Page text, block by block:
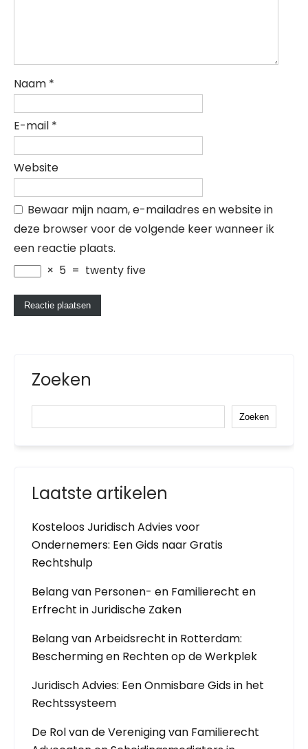
Naam *
E-mail *
Website
Bewaar mijn naam, e-mailadres en website in
deze browser voor de volgende keer wanneer ik
een reactie plaats.
× 5 = twenty five
Zoeken
Zoeken
Laatste artikelen
Kosteloos Juridisch Advies voor
Ondernemers: Een Gids naar Gratis
Rechtshulp
Belang van Personen- en Familierecht en
Erfrecht in Juridische Zaken
Belang van Arbeidsrecht in Rotterdam:
Bescherming en Rechten op de Werkplek
Juridisch Advies: Een Onmisbare Gids in het
Rechtssysteem
De Rol van de Vereniging van Familierecht